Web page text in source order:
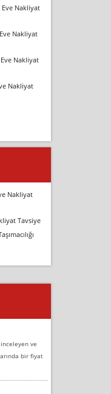
Eve Nakliyat
Nakliyat
Nakliyat
Nakliyat
Nakliyat
Tavsiye
ve
bir fiyat